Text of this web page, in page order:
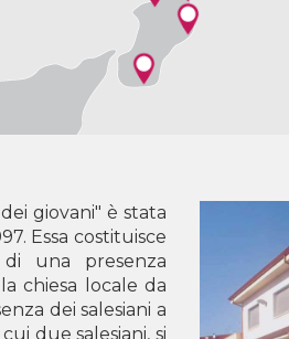
giovani" è stata
Essa costituisce
una presenza
chiesa locale da
dei salesiani a
due salesiani, si